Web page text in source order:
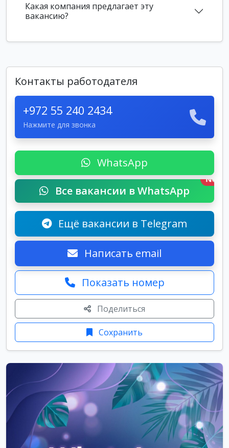
Какая компания предлагает эту
вакансию?
Контакты работодателя
+972 55 240 2434
Нажмите для звонка
WhatsApp
Все вакансии в WhatsApp
New
Ещё вакансии в Telegram
Написать email
Показать номер
Поделиться
Сохранить